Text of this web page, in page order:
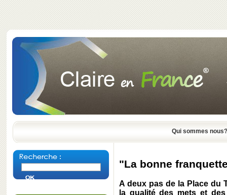
Qui sommes nous?
"La bonne
A deux pas de la Place du
la qualité des mets et